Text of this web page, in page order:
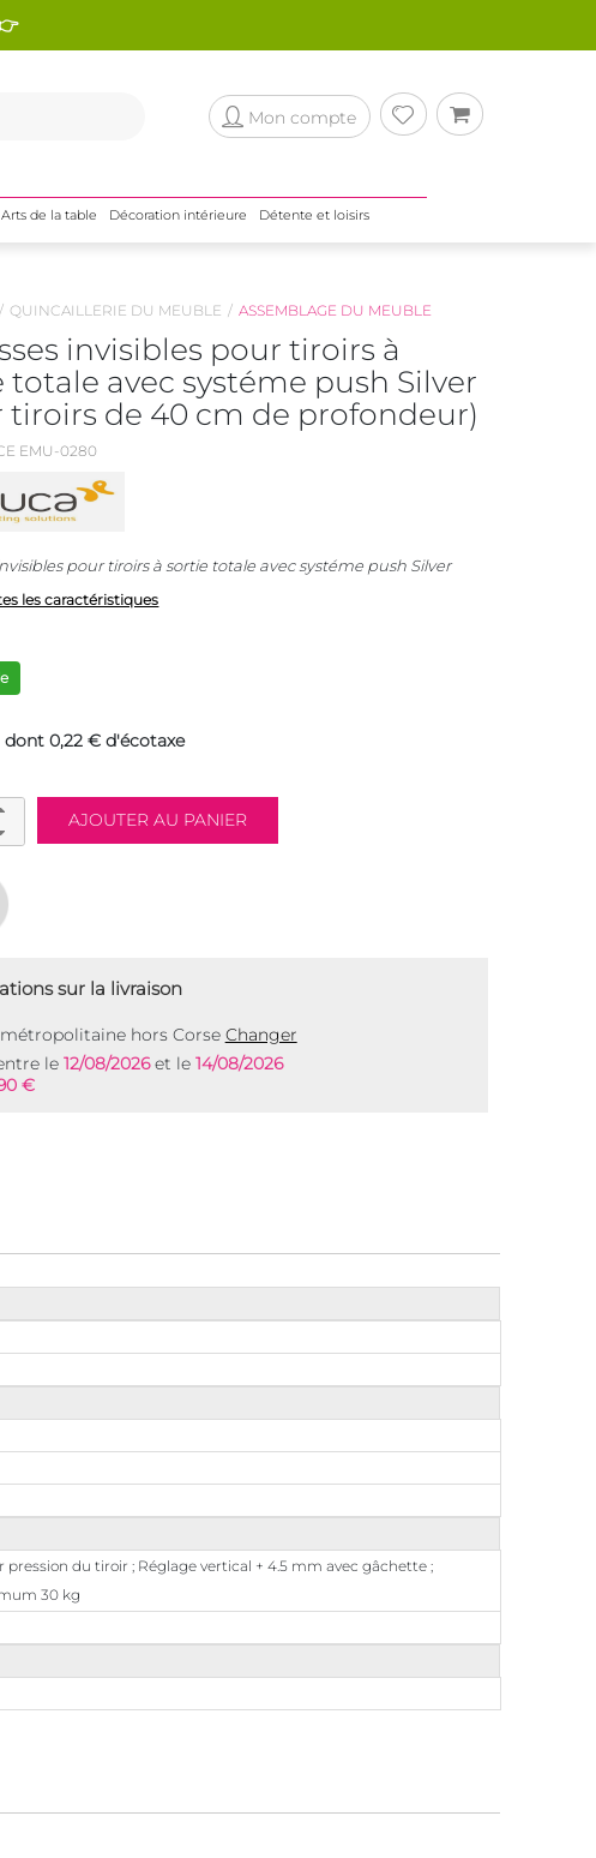
Mon compte
Arts de la table Décoration intérieure Détente et loisirs
QUINCAILLERIE DU MEUBLE ASSEMBLAGE DU MEUBLE
invisibles pour tiroirs à
totale avec systéme push Silver
tiroirs de 40 cm de profondeur)
EMU-0280
pour tiroirs à sortie totale avec systéme push Silver
les caractéristiques
dont 0,22 € d'écotaxe
sur la livraison
hors Corse Changer
le 12/08/2026et le 14/08/2026
€
du tiroir ; Réglage vertical + 4.5 mm avec gâchette ;
30 kg